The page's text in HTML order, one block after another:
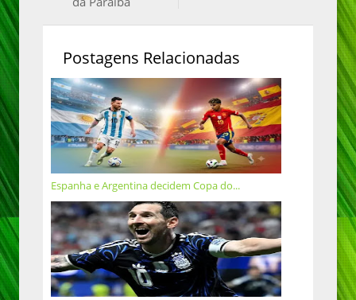
Postagens Relacionadas
Espanha e Argentina decidem Copa do...